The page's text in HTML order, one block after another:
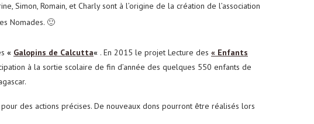
Simon, Romain, et Charly sont à l’origine de la création de l’association
Nomades. 🙂
« Galopins de Calcutta« . En 2015 le projet Lecture des « Enfants
à la sortie scolaire de fin d’année des quelques 550 enfants de
des actions précises. De nouveaux dons pourront être réalisés lors